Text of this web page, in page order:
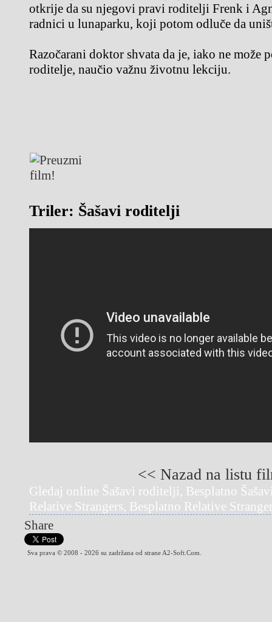
otkrije da su njegovi pravi roditelji Frenk i
radnici u lunaparku, koji potom odluče da
Razočarani doktor shvata da je, iako ne može
roditelje, naučio važnu životnu lekciju.
Triler: Šašavi roditelji
<< Nazad na listu
Gledaj online Šašavi roditelji, Besplatno
Relative Strangers, Besplatno Relative
Share
Sva prava © 2008 - 2026 su zadržana od strane A2-Soft.Com.